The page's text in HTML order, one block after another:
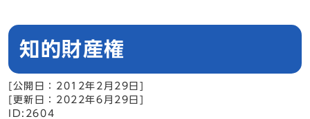
知的財産権
[公開日：2012年2月29日]
[更新日：2022年6月29日]
ID:2604